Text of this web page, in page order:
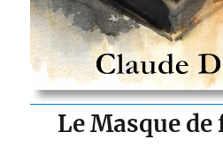
Le Masque